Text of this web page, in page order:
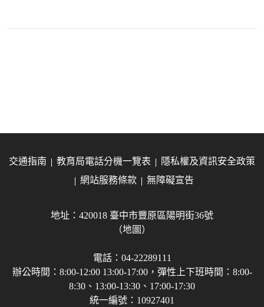
交通指南 教育局電話分機一覽表
隱私權及資訊安全政策
網站服務條款
無障礙宣告
地址：420018 臺中市豐原區陽明街36號
（地圖）
電話：04-22289111
辦公時間：8:00-12:00 13:00-17:00，彈性上下班時間：8:00-
8:30、13:00-13:30、17:00-17:30
統一編號：10927401